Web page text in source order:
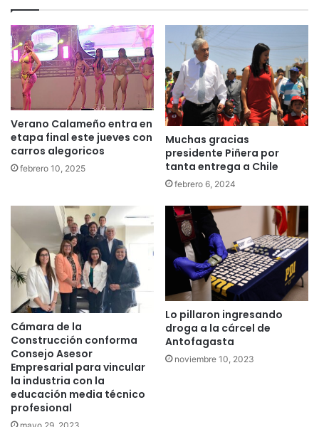
Verano Calameño entra en
etapa final este jueves con
carros alegoricos
febrero 10, 2025
Muchas gracias
presidente Piñera por
tanta entrega a Chile
febrero 6, 2024
Cámara de la
Construcción conforma
Consejo Asesor
Empresarial para vincular
la industria con la
educación media técnico
profesional
Lo pillaron ingresando
droga a la cárcel de
Antofagasta
noviembre 10, 2023